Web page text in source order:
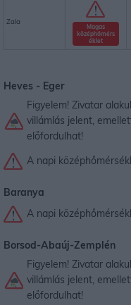
Zala
Magas
középhőmérs
éklet
Heves - Eger
Figyelem! Zivatar
villámlás jelent,
előfordulhat!
A napi
Baranya
A napi
Borsod-Abaúj-Zemplén
Figyelem! Zivatar
villámlás jelent,
előfordulhat!